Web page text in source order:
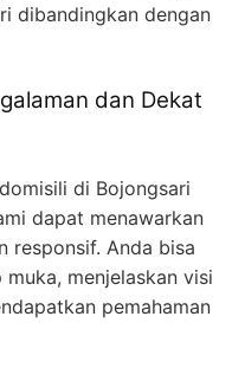
dibandingkan dengan
dan Dekat
di Bojongsari
dapat menawarkan
responsif. Anda bisa
menjelaskan visi
pemahaman